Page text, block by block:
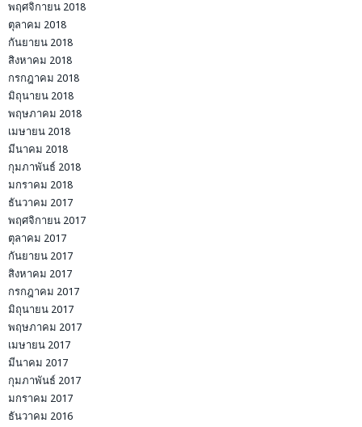
พฤศจิกายน 2018
ตุลาคม 2018
กันยายน 2018
สิงหาคม 2018
กรกฎาคม 2018
มิถุนายน 2018
พฤษภาคม 2018
เมษายน 2018
มีนาคม 2018
กุมภาพันธ์ 2018
มกราคม 2018
ธันวาคม 2017
พฤศจิกายน 2017
ตุลาคม 2017
กันยายน 2017
สิงหาคม 2017
กรกฎาคม 2017
มิถุนายน 2017
พฤษภาคม 2017
เมษายน 2017
มีนาคม 2017
กุมภาพันธ์ 2017
มกราคม 2017
ธันวาคม 2016